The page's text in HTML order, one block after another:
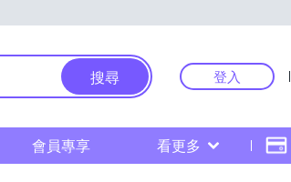
搜尋 登入
會員專享 看更多